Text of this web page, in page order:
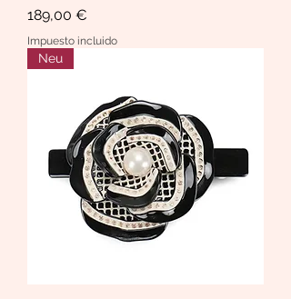
Precio
189,00 €
Impuesto incluido
Neu